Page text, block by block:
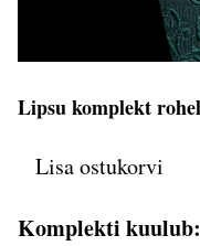
Lipsu komplekt
Lisa ostukorvi
Komplekti kuulub: